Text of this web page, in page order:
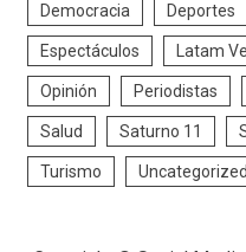
Democracia Deportes
Espectáculos Latam
Opinión Periodistas
Salud Saturno 11
Turismo Uncategorized